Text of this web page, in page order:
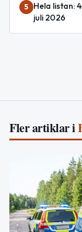
5
Hela listan:
juli 2026
Fler artiklar i